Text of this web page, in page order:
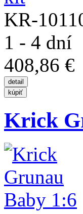
KR-
1 - 4 dní
408,86 €
Krick